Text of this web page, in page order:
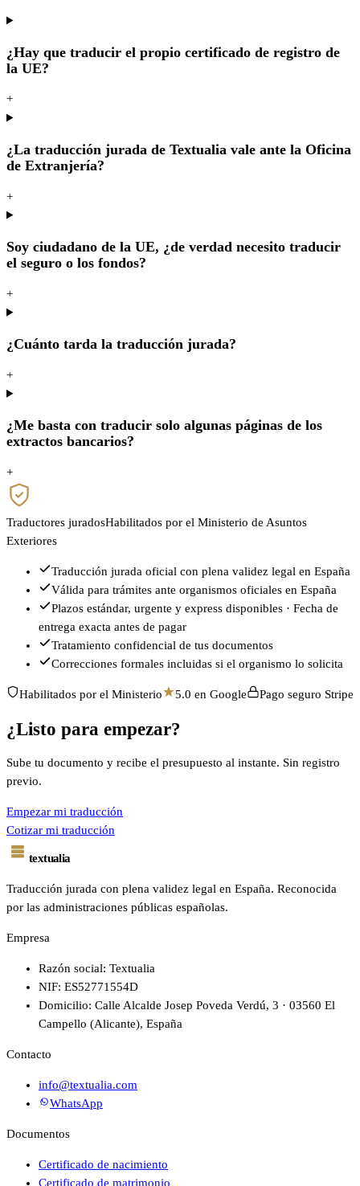
¿Hay que traducir el propio certificado de registro de
la UE?
+
¿La traducción jurada de Textualia vale ante la Oficina
de Extranjería?
+
Soy ciudadano de la UE, ¿de verdad necesito traducir
el seguro o los fondos?
+
¿Cuánto tarda la traducción jurada?
+
¿Me basta con traducir solo algunas páginas de los
extractos bancarios?
+
Traductores juradosHabilitados por el Ministerio de Asuntos
Exteriores
Traducción jurada oficial con plena validez legal en España
Válida para trámites ante organismos oficiales en España
Plazos estándar, urgente y express disponibles · Fecha de
entrega exacta antes de pagar
Tratamiento confidencial de tus documentos
Correcciones formales incluidas si el organismo lo solicita
Habilitados por el Ministerio 5.0 en Google Pago seguro Stripe
¿Listo para empezar?
Sube tu documento y recibe el presupuesto al instante. Sin registro
previo.
Empezar mi traducción
Cotizar mi traducción
textualia
Traducción jurada con plena validez legal en España. Reconocida
por las administraciones públicas españolas.
Empresa
Razón social: Textualia
NIF: ES52771554D
Domicilio: Calle Alcalde Josep Poveda Verdú, 3 · 03560 El
Campello (Alicante), España
Contacto
info@textualia.com
WhatsApp
Documentos
Certificado de nacimiento
Certificado de matrimonio